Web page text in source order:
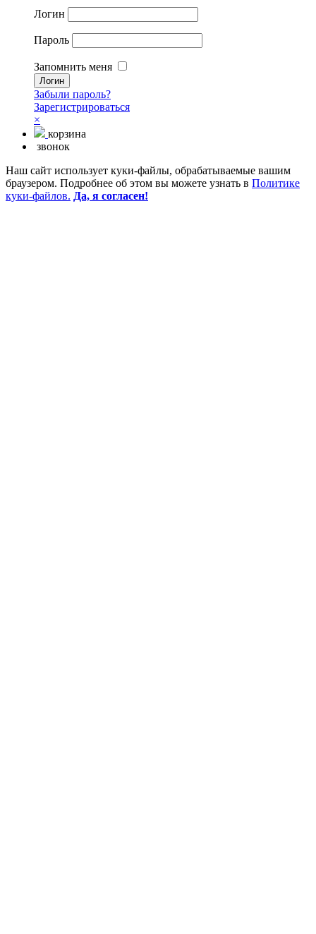
Логин
Пароль
Запомнить меня
Забыли пароль?
Зарегистрироваться
×
корзина
звонок
Наш сайт использует куки-файлы, обрабатываемые вашим
браузером. Подробнее об этом вы можете узнать в Политике
куки-файлов. Да, я согласен!